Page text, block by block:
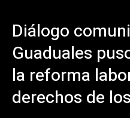
Diálogo
Guaduales
la reforma
derechos de